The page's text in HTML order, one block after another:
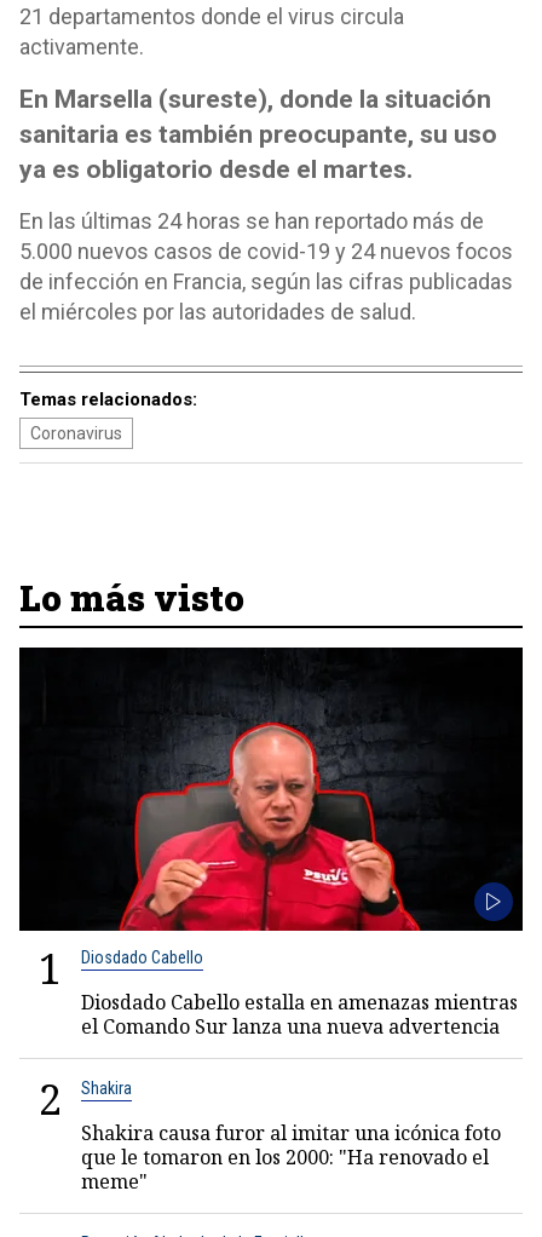
21 departamentos donde el virus circula
activamente.
En Marsella (sureste), donde la situación
sanitaria es también preocupante, su uso
ya es obligatorio desde el martes.
En las últimas 24 horas se han reportado más de
5.000 nuevos casos de covid-19 y 24 nuevos focos
de infección en Francia, según las cifras publicadas
el miércoles por las autoridades de salud.
Temas relacionados:
Coronavirus
Lo más visto
1 Diosdado Cabello
Diosdado Cabello estalla en amenazas mientras
el Comando Sur lanza una nueva advertencia
2 Shakira
Shakira causa furor al imitar una icónica foto
que le tomaron en los 2000: "Ha renovado el
meme"